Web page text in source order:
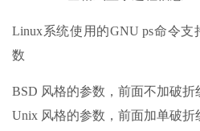
Linux系统使用的GNU ps命令
数
BSD 风格的参数，前面不加破折
Unix 风格的参数，前面加单破折